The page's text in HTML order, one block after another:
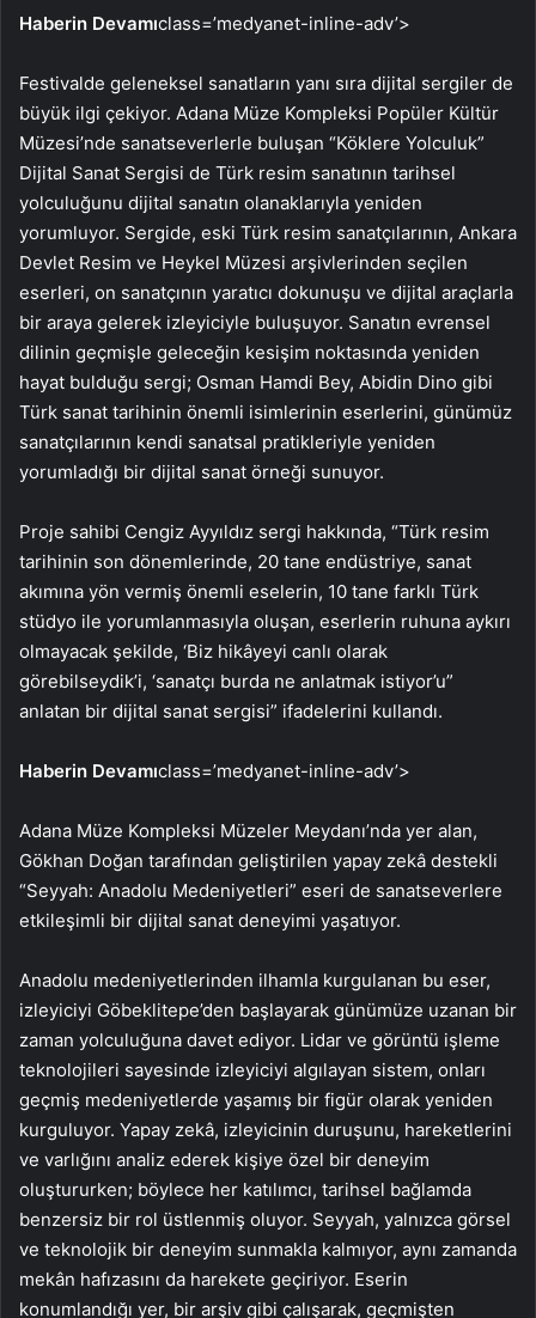
Haberin Devamıclass=’medyanet-inline-adv’>
Festivalde geleneksel sanatların yanı sıra dijital sergiler de
büyük ilgi çekiyor. Adana Müze Kompleksi Popüler Kültür
Müzesi’nde sanatseverlerle buluşan “Köklere Yolculuk”
Dijital Sanat Sergisi de Türk resim sanatının tarihsel
yolculuğunu dijital sanatın olanaklarıyla yeniden
yorumluyor. Sergide, eski Türk resim sanatçılarının, Ankara
Devlet Resim ve Heykel Müzesi arşivlerinden seçilen
eserleri, on sanatçının yaratıcı dokunuşu ve dijital araçlarla
bir araya gelerek izleyiciyle buluşuyor. Sanatın evrensel
dilinin geçmişle geleceğin kesişim noktasında yeniden
hayat bulduğu sergi; Osman Hamdi Bey, Abidin Dino gibi
Türk sanat tarihinin önemli isimlerinin eserlerini, günümüz
sanatçılarının kendi sanatsal pratikleriyle yeniden
yorumladığı bir dijital sanat örneği sunuyor.
Proje sahibi Cengiz Ayyıldız sergi hakkında, “Türk resim
tarihinin son dönemlerinde, 20 tane endüstriye, sanat
akımına yön vermiş önemli eselerin, 10 tane farklı Türk
stüdyo ile yorumlanmasıyla oluşan, eserlerin ruhuna aykırı
olmayacak şekilde, ‘Biz hikâyeyi canlı olarak
görebilseydik’i, ‘sanatçı burda ne anlatmak istiyor’u”
anlatan bir dijital sanat sergisi” ifadelerini kullandı.
Haberin Devamıclass=’medyanet-inline-adv’>
Adana Müze Kompleksi Müzeler Meydanı’nda yer alan,
Gökhan Doğan tarafından geliştirilen yapay zekâ destekli
“Seyyah: Anadolu Medeniyetleri” eseri de sanatseverlere
etkileşimli bir dijital sanat deneyimi yaşatıyor.
Anadolu medeniyetlerinden ilhamla kurgulanan bu eser,
izleyiciyi Göbeklitepe’den başlayarak günümüze uzanan bir
zaman yolculuğuna davet ediyor. Lidar ve görüntü işleme
teknolojileri sayesinde izleyiciyi algılayan sistem, onları
geçmiş medeniyetlerde yaşamış bir figür olarak yeniden
kurguluyor. Yapay zekâ, izleyicinin duruşunu, hareketlerini
ve varlığını analiz ederek kişiye özel bir deneyim
oluştururken; böylece her katılımcı, tarihsel bağlamda
benzersiz bir rol üstlenmiş oluyor. Seyyah, yalnızca görsel
ve teknolojik bir deneyim sunmakla kalmıyor, aynı zamanda
mekân hafızasını da harekete geçiriyor. Eserin
konumlandığı yer, bir arşiv gibi çalışarak, geçmişten